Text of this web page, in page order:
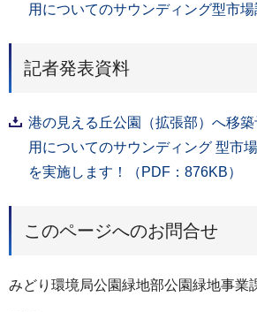
用についてのサウンディング型市場
記者発表資料
港の見える丘公園（拡張部）へ移
用についてのサウンディング 型市
を実施します！（PDF：876KB）
このページへのお問合せ
みどり環境局公園緑地部公園緑地事業